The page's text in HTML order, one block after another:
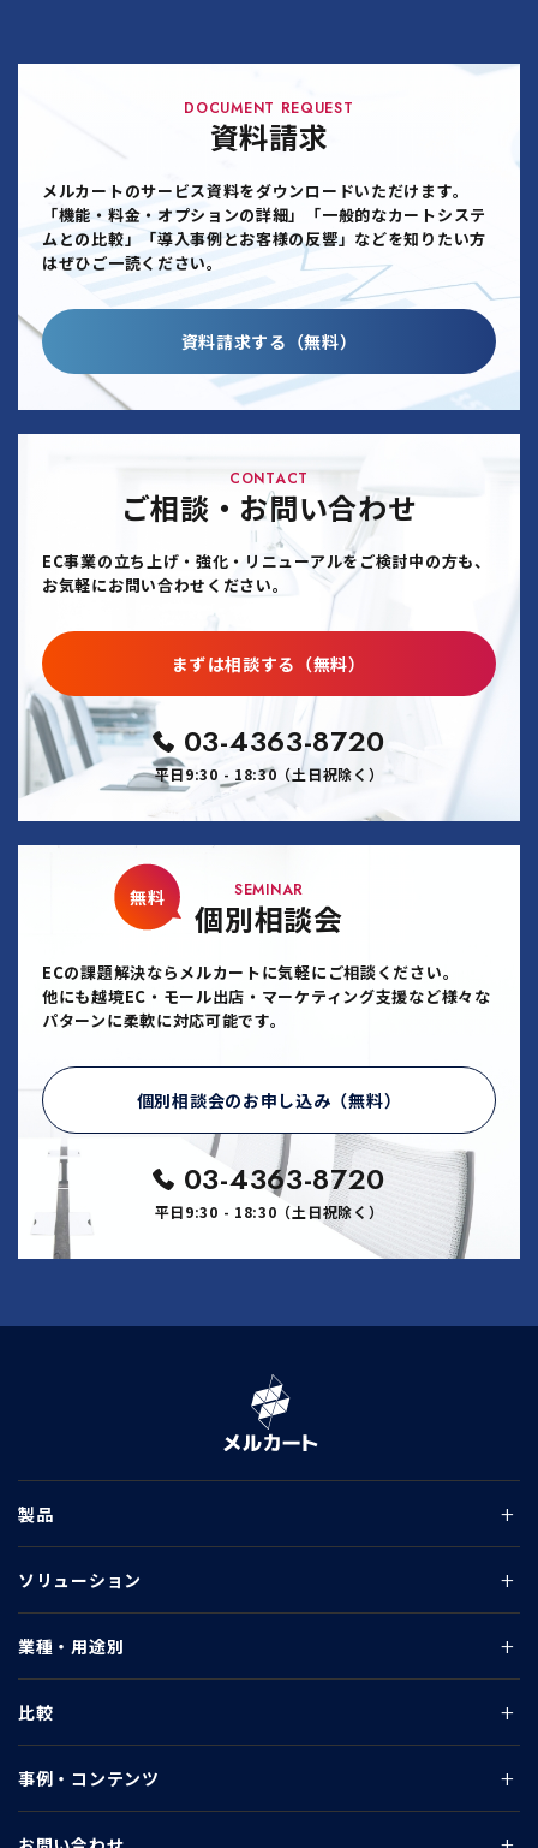
DOCUMENT REQUEST
資料請求
メルカートのサービス資料をダウンロードいただけます。
「機能・料金・オプションの詳細」「一般的なカートシステ
ムとの比較」「導入事例とお客様の反響」などを知りたい方
はぜひご一読ください。
資料請求する（無料）
CONTACT
ご相談・お問い合わせ
EC事業の立ち上げ・強化・リニューアルをご検討中の方も、
お気軽にお問い合わせください。
まずは相談する（無料）
03-4363-8720
平日9:30 - 18:30（土日祝除く）
SEMINAR
個別相談会
無料
ECの課題解決ならメルカートに気軽にご相談ください。
他にも越境EC・モール出店・マーケティング支援など様々な
パターンに柔軟に対応可能です。
個別相談会のお申し込み（無料）
03-4363-8720
平日9:30 - 18:30（土日祝除く）
製品
ソリューション
業種・用途別
比較
事例・コンテンツ